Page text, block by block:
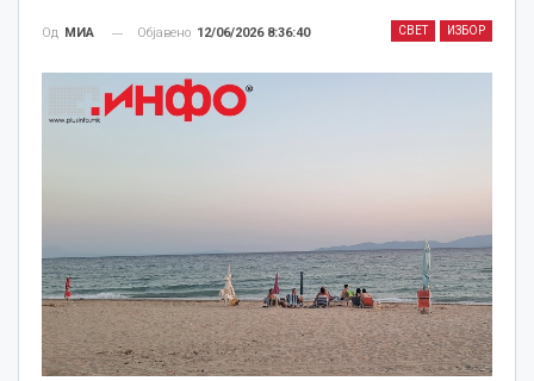
СВЕТ ИЗБОР
Од МИА Објавено 12/06/2026 8:36:40